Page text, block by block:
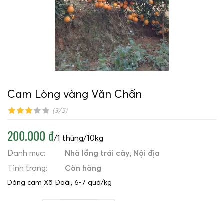
Cam Lòng vàng Văn Chấn
(3/5)
200.000 đ/1 thùng/10kg
Danh mục:
Nhà lồng trái cây
Nội địa
Tình trạng:
Còn hàng
Dòng cam Xã Đoài, 6-7 quả/kg